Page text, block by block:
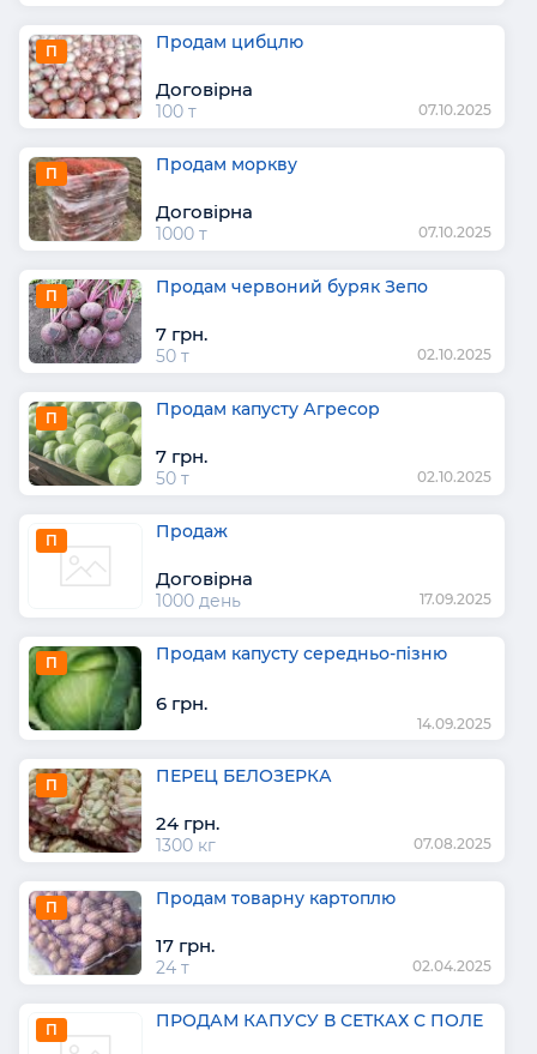
П Продам цибцлю
Договірна
100 т 07.10.2025
П Продам моркву
Договірна
1000 т 07.10.2025
П Продам червоний буряк Зепо
7 грн.
50 т 02.10.2025
П Продам капусту Агресор
7 грн.
50 т 02.10.2025
П Продаж
Договірна
1000 день 17.09.2025
П Продам капусту середньо-пізню
6 грн.
14.09.2025
П ПЕРЕЦ БЕЛОЗЕРКА
24 грн.
1300 кг 07.08.2025
П Продам товарну картоплю
17 грн.
24 т 02.04.2025
П ПРОДАМ КАПУСУ В СЕТКАХ С ПОЛЕ